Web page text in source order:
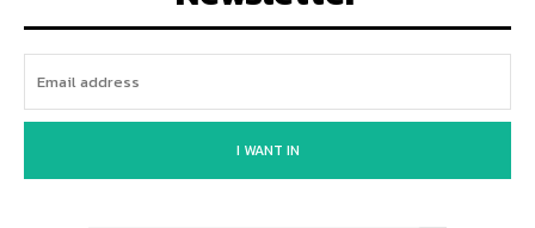
I WANT IN